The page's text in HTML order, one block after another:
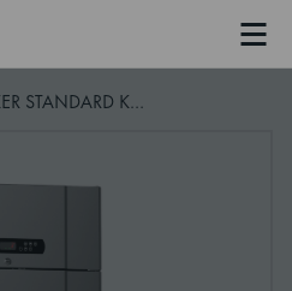
BAKER STANDARD K 69 FFG L2 15B